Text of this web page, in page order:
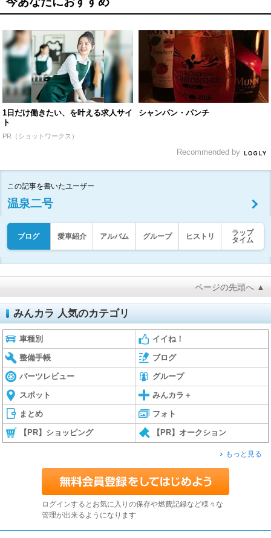
1日だけ働きたい、を叶える求人サイ
ト
PR（ショットワークス）
シャンパン・パンチ
Recommended by
この記事を書いたユーザー
温泉二号
ブログ 愛車紹介 アルバム グループ ヒストリ
ラップ
タイム
ページの先頭へ ▲
みんカラ 人気のカテゴリ
車種別 イイね！
整備手帳 ブログ
パーツレビュー グループ
スポット みんカラ＋
まとめ フォト
【PR】ショッピング 【PR】オークション
もっと見る
ログインするとお気に入りの保存や燃費記録など様々な
管理が出来るようになります